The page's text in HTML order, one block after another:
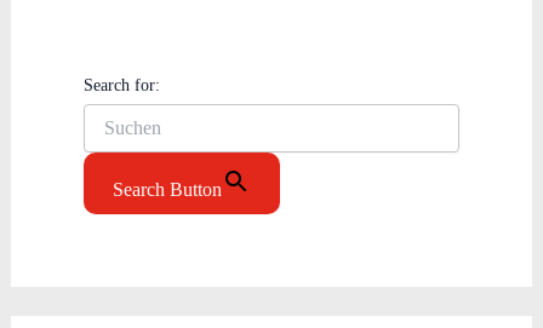
Search for:
Search Button